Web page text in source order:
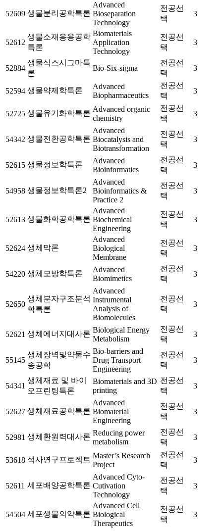
52609 생물분리공학특론
Advanced
Bioseparation
Technology
전공선
택
3
52612
생물소재응용공학
특론
Biomaterials
Application
Technology
전공선
택
3
52884
생물식스시그마특
론
Bio-Six-sigma
전공선
택
3
52594 생물약제학특론
Advanced
Biopharmaceutics
전공선
택
3
52725 생물유기화학특론 Advanced organic
chemistry
전공선
택
3
54342 생물전환공학특론
Advanced
Biocatalysis and
Biotransformation
전공선
택
3
52615 생물정보학특론
Advanced
Bioinformatics
전공선
택
3
54958 생물정보학특론2
Advanced
Bioinformatics &
Practice 2
전공선
택
3
52613 생물화학공학특론
Advanced
Biochemical
Engineering
전공선
택
3
52624 생체막론
Advanced
Biological
Membrane
전공선
택
3
54220 생체모방학특론
Advanced
Biomimetics
전공선
택
3
52650
생체분자구조분석
학특론
Advanced
Instrumental
Analysis of
Biomolecules
전공선
택
3
52621 생체에너지대사론 Biological Energy
Metabolism
전공선
택
3
55145
생체장벽및약물수
송공학
Bio-barriers and
Drug Transport
Engineering
전공선
택
3
54341
생체재료 및 바이
오프린팅특론
Biomaterials and 3D
printing
전공선
택
3
52627 생체재료공학특론
Advanced
Biomaterial
Engineering
전공선
택
3
52981 생체환원력대사론 Reducing power
metabolism
전공선
택
3
53618 석사연구프로젝트 Master’s Research
Project
전공선
택
3
52611 세포배양공학특론
Advanced Cyto-
Cutivation
Technology
전공선
택
3
54504 세포생물의약특론
Advanced Cell
Biological
Therapeutics
전공선
택
3